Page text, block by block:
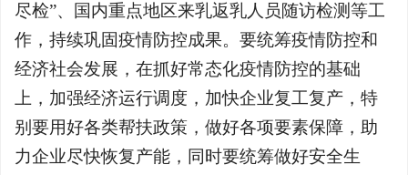
尽检”、国内重点地区来乳返乳人员随访检测等工
作，持续巩固疫情防控成果。要统筹疫情防控和
经济社会发展，在抓好常态化疫情防控的基础
上，加强经济运行调度，加快企业复工复产，特
别要用好各类帮扶政策，做好各项要素保障，助
力企业尽快恢复产能，同时要统筹做好安全生